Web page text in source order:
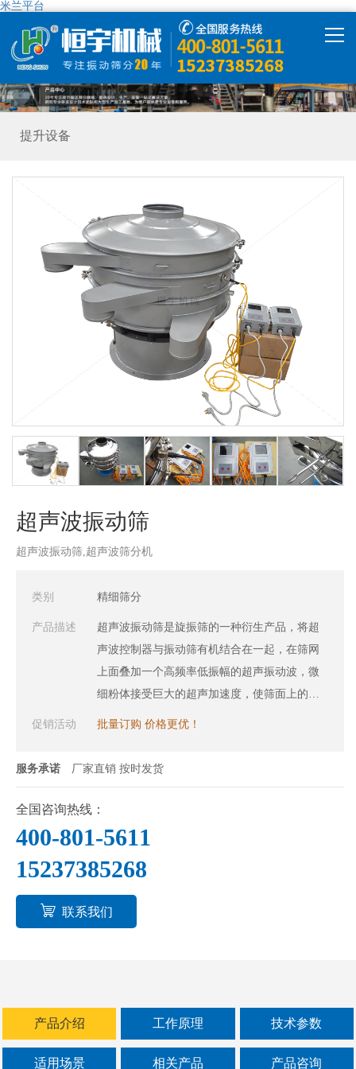
米兰平台
米兰平台
产品中心
精彩视频
提升设备
超声波振动筛
超声波振动筛,超声波筛分机
类别 精细筛分
产品描述
超声波振动筛是旋振筛的一种衍生产品，将超
声波控制器与振动筛有机结合在一起，在筛网
上面叠加一个高频率低振幅的超声振动波，微
细粉体接受巨大的超声加速度，使筛面上的物
料处于悬浮状态，从而抑制粘附、摩擦、平
易团聚、高静电、高精细、高密度、轻比重等
促销活动 批量订购 价格更优！
服务承诺 厂家直销 按时发货
全国咨询热线：
400-801-5611
15237385268
联系我们
产品介绍 工作原理 技术参数
适用场景 相关产品 产品咨询